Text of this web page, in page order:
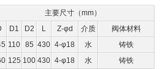
主要尺寸（mm）
D1 D2 L Z-φd 介质
阀体材料
110 85 430 4-φ18 水
铸铁
125 100 430 4-φ18 水
铸铁